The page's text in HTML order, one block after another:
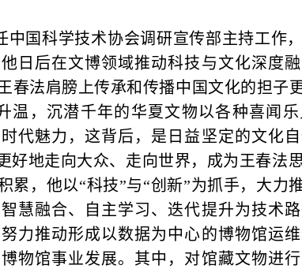
中国科学技术协会调研宣传部主持工作
日后在文博领域推动科技与文化深度
春法肩膀上传承和传播中国文化的担子更
温，沉潜千年的华夏文物以各种喜闻
代魅力，这背后，是日益坚定的文化
好地走向大众、走向世界，成为王春法
累，他以“科技”与“创新”为抓手，大力
慧融合、自主学习、迭代提升为技术
力推动形成以数据为中心的博物馆运
物馆事业发展。其中，对馆藏文物进